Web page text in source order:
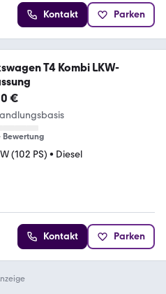
Kontakt Parken
T4 Kombi LKW-
€
Bewertung
(102 PS) • Diesel
Kontakt Parken